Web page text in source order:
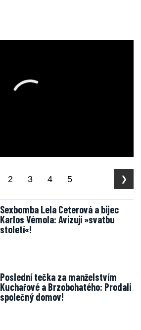
2 3 4 5 ❯
Sexbomba Lela Ceterová a bijec
Karlos Vémola: Avizují »svatbu
století«!
Poslední tečka za manželstvím
Kuchařové a Brzobohatého: Prodali
společný domov!